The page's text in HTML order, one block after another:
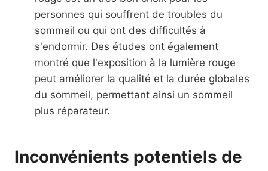
personnes qui souffrent de troubles du
sommeil ou qui ont des difficultés à
s'endormir. Des études ont également
montré que l'exposition à la lumière rouge
peut améliorer la qualité et la durée globales
du sommeil, permettant ainsi un sommeil
plus réparateur.
Inconvénients potentiels de